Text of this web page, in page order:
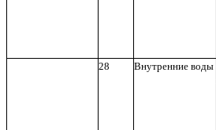
28 Внутренние воды